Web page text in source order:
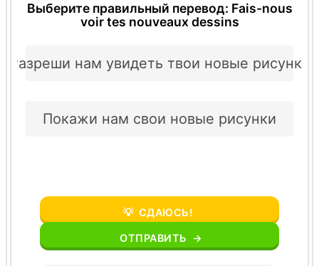
Выберите правильный перевод: Fais-nous
voir tes nouveaux dessins
Разреши нам увидеть твои новые рисунки
Покажи нам свои новые рисунки
💡 СДАЮСЬ!
ОТПРАВИТЬ →